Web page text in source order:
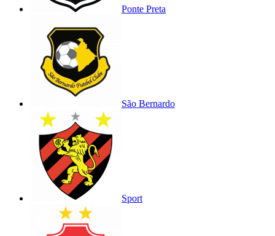
Ponte Preta
São Bernardo
Sport